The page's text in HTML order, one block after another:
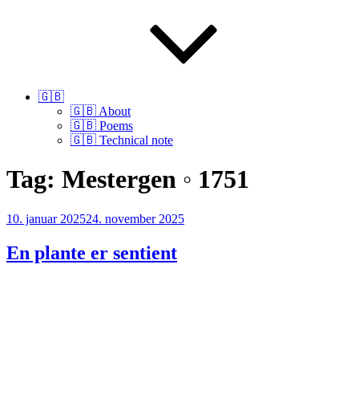
🇬🇧
🇬🇧 About
🇬🇧 Poems
🇬🇧 Technical note
Tag: Mestergen ◦ 1751
Udgivet
10. januar 202524. november 2025
En plante er sentient